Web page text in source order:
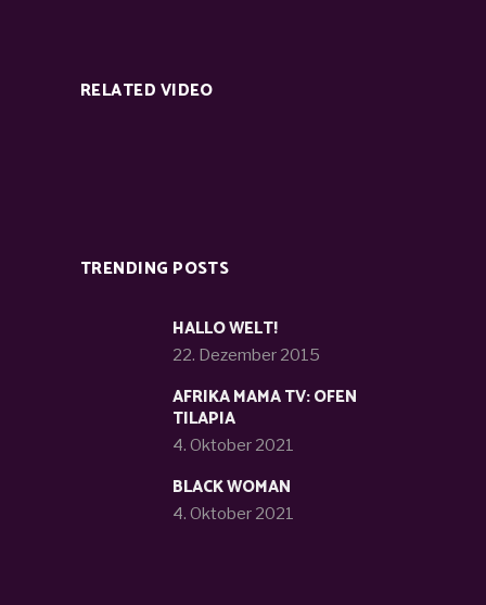
RELATED VIDEO
TRENDING POSTS
HALLO WELT!
22. Dezember 2015
AFRIKA MAMA TV: OFEN
TILAPIA
4. Oktober 2021
BLACK WOMAN
4. Oktober 2021